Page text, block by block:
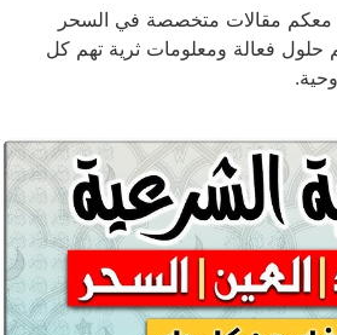
مقالات متخصصة في السحر
حلول فعالة ومعلومات ثرية تهم كل